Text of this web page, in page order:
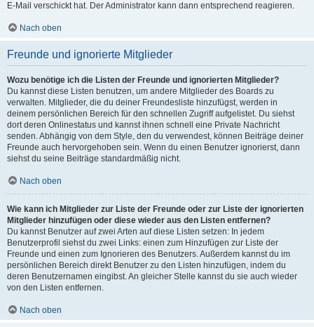
E-Mail verschickt hat. Der Administrator kann dann entsprechend reagieren.
Nach oben
Freunde und ignorierte Mitglieder
Wozu benötige ich die Listen der Freunde und ignorierten Mitglieder?
Du kannst diese Listen benutzen, um andere Mitglieder des Boards zu
verwalten. Mitglieder, die du deiner Freundesliste hinzufügst, werden in
deinem persönlichen Bereich für den schnellen Zugriff aufgelistet. Du siehst
dort deren Onlinestatus und kannst ihnen schnell eine Private Nachricht
senden. Abhängig von dem Style, den du verwendest, können Beiträge deiner
Freunde auch hervorgehoben sein. Wenn du einen Benutzer ignorierst, dann
siehst du seine Beiträge standardmäßig nicht.
Nach oben
Wie kann ich Mitglieder zur Liste der Freunde oder zur Liste der ignorierten
Mitglieder hinzufügen oder diese wieder aus den Listen entfernen?
Du kannst Benutzer auf zwei Arten auf diese Listen setzen: In jedem
Benutzerprofil siehst du zwei Links: einen zum Hinzufügen zur Liste der
Freunde und einen zum Ignorieren des Benutzers. Außerdem kannst du im
persönlichen Bereich direkt Benutzer zu den Listen hinzufügen, indem du
deren Benutzernamen eingibst. An gleicher Stelle kannst du sie auch wieder
von den Listen entfernen.
Nach oben